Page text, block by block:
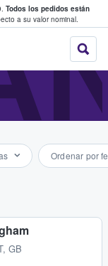
Todos los pedidos están
a su valor nominal.
Ordenar por
GB